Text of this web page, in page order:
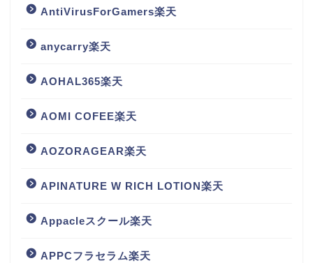
AntiVirusForGamers楽天
anycarry楽天
AOHAL365楽天
AOMI COFEE楽天
AOZORAGEAR楽天
APINATURE W RICH LOTION楽天
Appacleスクール楽天
APPCフラセラム楽天